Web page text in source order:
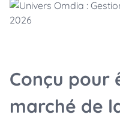
Conçu pour
marché de